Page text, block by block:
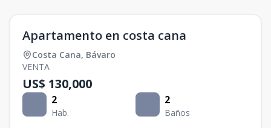
Apartamento en costa cana
Costa Cana, Bávaro
VENTA
US$ 130,000
2
Hab.
2
Baños